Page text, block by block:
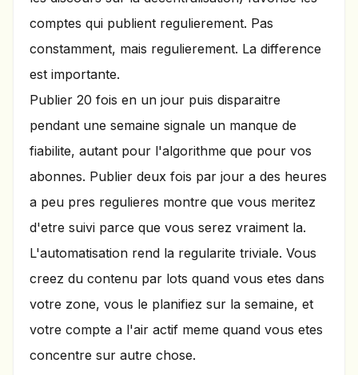
comptes qui publient regulierement. Pas
constamment, mais regulierement. La difference
est importante.
Publier 20 fois en un jour puis disparaitre
pendant une semaine signale un manque de
fiabilite, autant pour l'algorithme que pour vos
abonnes. Publier deux fois par jour a des heures
a peu pres regulieres montre que vous meritez
d'etre suivi parce que vous serez vraiment la.
L'automatisation rend la regularite triviale. Vous
creez du contenu par lots quand vous etes dans
votre zone, vous le planifiez sur la semaine, et
votre compte a l'air actif meme quand vous etes
concentre sur autre chose.